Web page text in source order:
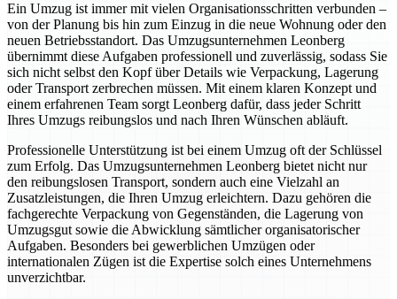
Ein Umzug ist immer mit vielen Organisationsschritten verbunden –
von der Planung bis hin zum Einzug in die neue Wohnung oder den
neuen Betriebsstandort. Das Umzugsunternehmen Leonberg
übernimmt diese Aufgaben professionell und zuverlässig, sodass Sie
sich nicht selbst den Kopf über Details wie Verpackung, Lagerung
oder Transport zerbrechen müssen. Mit einem klaren Konzept und
einem erfahrenen Team sorgt Leonberg dafür, dass jeder Schritt
Ihres Umzugs reibungslos und nach Ihren Wünschen abläuft.
Professionelle Unterstützung ist bei einem Umzug oft der Schlüssel
zum Erfolg. Das Umzugsunternehmen Leonberg bietet nicht nur
den reibungslosen Transport, sondern auch eine Vielzahl an
Zusatzleistungen, die Ihren Umzug erleichtern. Dazu gehören die
fachgerechte Verpackung von Gegenständen, die Lagerung von
Umzugsgut sowie die Abwicklung sämtlicher organisatorischer
Aufgaben. Besonders bei gewerblichen Umzügen oder
internationalen Zügen ist die Expertise solch eines Unternehmens
unverzichtbar.